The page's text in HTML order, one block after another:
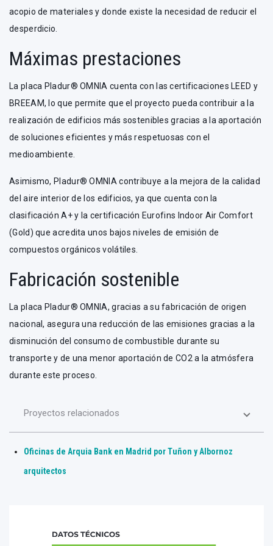
acopio de materiales y donde existe la necesidad de reducir el
desperdicio.
Máximas prestaciones
La placa Pladur® OMNIA cuenta con las certificaciones LEED y
BREEAM, lo que permite que el proyecto pueda contribuir a la
realización de edificios más sostenibles gracias a la aportación
de soluciones eficientes y más respetuosas con el
medioambiente.
Asimismo, Pladur® OMNIA contribuye a la mejora de la calidad
del aire interior de los edificios, ya que cuenta con la
clasificación A+ y la certificación Eurofins Indoor Air Comfort
(Gold) que acredita unos bajos niveles de emisión de
compuestos orgánicos volátiles.
Fabricación sostenible
La placa Pladur® OMNIA, gracias a su fabricación de origen
nacional, asegura una reducción de las emisiones gracias a la
disminución del consumo de combustible durante su
transporte y de una menor aportación de CO2 a la atmósfera
durante este proceso.
Proyectos relacionados
Oficinas de Arquia Bank en Madrid por Tuñon y Albornoz
arquitectos